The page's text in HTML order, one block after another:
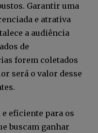
Garantir uma
e atrativa
a audiência
de
forem coletados
será o valor desse
eficiente para os
buscam ganhar